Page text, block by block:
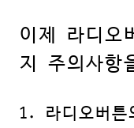
이제 라디오
지 주의사항
1. 라디오버튼